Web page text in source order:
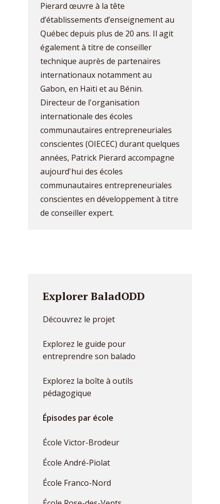
Pierard œuvre à la tête
d’établissements d’enseignement au
Québec depuis plus de 20 ans. Il agit
également à titre de conseiller
technique auprès de partenaires
internationaux notamment au
Gabon, en Haïti et au Bénin.
Directeur de l'organisation
internationale des écoles
communautaires entrepreneuriales
conscientes (OIECEC) durant quelques
années, Patrick Pierard accompagne
aujourd'hui des écoles
communautaires entrepreneuriales
conscientes en développement à titre
de conseiller expert.
Explorer BaladODD
Découvrez le projet
Explorez le guide pour
entreprendre son balado
Explorez la boîte à outils
pédagogique
Épisodes par école
École Victor-Brodeur
École André-Piolat
École Franco-Nord